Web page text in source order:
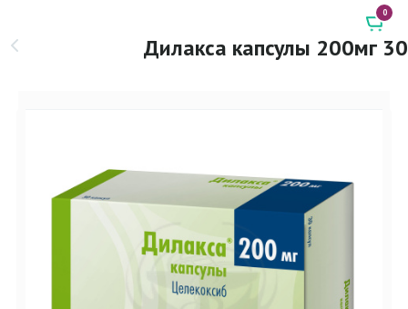
Дилакса капсулы 200мг 30
0